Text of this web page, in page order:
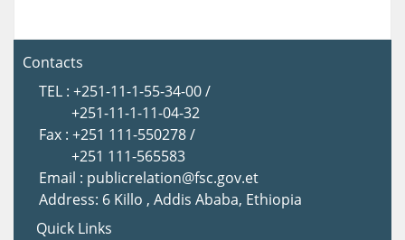
Contacts
TEL : +251-11-1-55-34-00 /
+251-11-1-11-04-32
Fax : +251 111-550278 /
+251 111-565583
Email : publicrelation@fsc.gov.et
Address: 6 Killo , Addis Ababa, Ethiopia
Quick Links